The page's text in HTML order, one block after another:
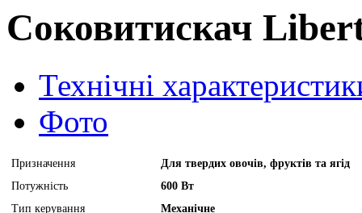
Соковитискач
Технічні
Фото
Призначення
Для твердих овочів, фруктів та ягід
Потужність
600 Вт
Тип керування
Механічне